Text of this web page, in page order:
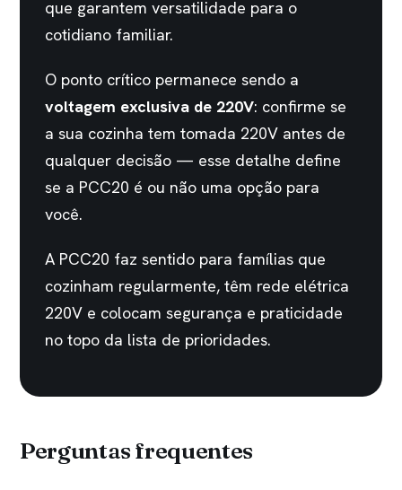
que garantem versatilidade para o
cotidiano familiar.
O ponto crítico permanece sendo a
voltagem exclusiva de 220V: confirme se
a sua cozinha tem tomada 220V antes de
qualquer decisão — esse detalhe define
se a PCC20 é ou não uma opção para
você.
A PCC20 faz sentido para famílias que
cozinham regularmente, têm rede elétrica
220V e colocam segurança e praticidade
no topo da lista de prioridades.
Perguntas frequentes